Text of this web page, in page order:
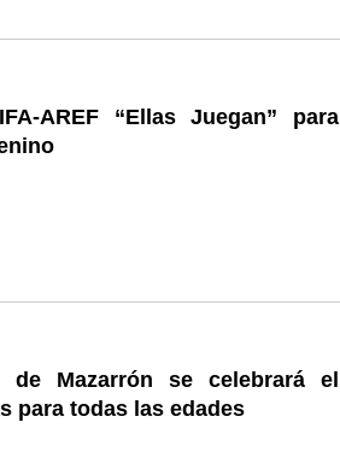
AREF “Ellas Juegan” para
Mazarrón se celebrará el
para todas las edades